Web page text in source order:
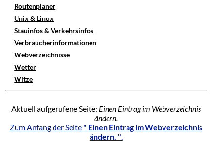
Routenplaner
Unix & Linux
Stauinfos & Verkehrsinfos
Verbraucherinformationen
Webverzeichnisse
Wetter
Witze
Aktuell aufgerufene Seite: Einen Eintrag im Webverzeichnis
ändern.
Zum Anfang der Seite " Einen Eintrag im Webverzeichnis
ändern. ".